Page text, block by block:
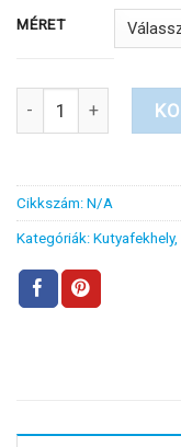
MÉRET
Tappancsos
Cikkszám: N/A
Kategóriák: Kutyafekhely,